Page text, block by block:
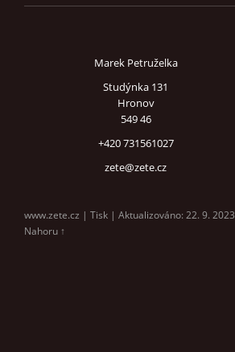
Marek Petruželka
Studýnka 131
Hronov
549 46
+420 731561027
zete@zete.cz
www.zete.cz | Tisk | Aktualizováno: 22. 9. 2023
Nahoru ↑